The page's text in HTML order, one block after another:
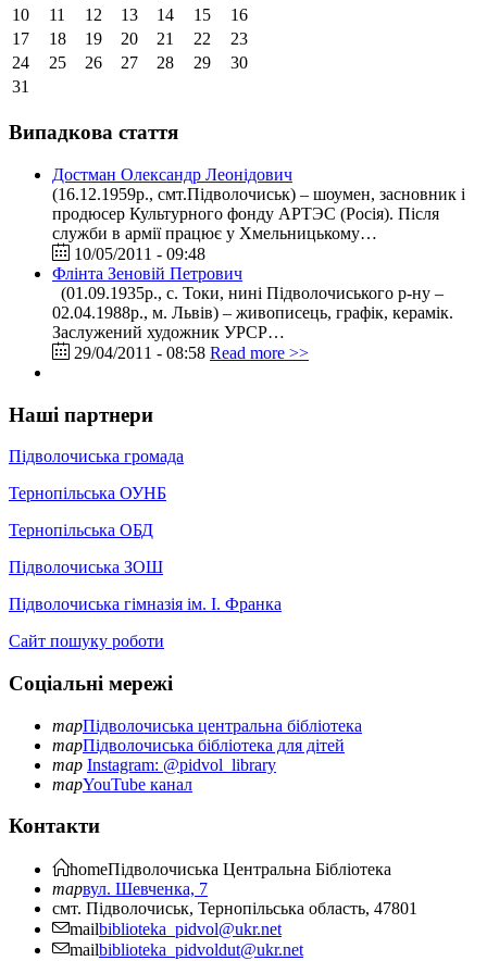
10
11 12 13 14 15
16
17
18 19 20 21 22
23
24
25 26 27 28 29
30
31
Випадкова стаття
Достман Олександр Леонідович
(16.12.1959р., смт.Підволочиськ) – шоумен, засновник і
продюсер Культурного фонду АРТЭС (Росія). Після
служби в армії працює у Хмельницькому…
10/05/2011 - 09:48
Флінта Зеновій Петрович
(01.09.1935р., с. Токи, нині Підволочиського р-ну –
02.04.1988р., м. Львів) – живописець, графік, керамік.
Заслужений художник УРСР…
29/04/2011 - 08:58 Read more >>
Наші партнери
Підволочиська громада
Тернопільська ОУНБ
Тернопільська ОБД
Підволочиська ЗОШ
Підволочиська гімназія ім. І. Франка
Сайт пошуку роботи
Соціальні мережі
mapПідволочиська центральна бібліотека
mapПідволочиська бібліотека для дітей
map Instagram: @pidvol_library
mapYouTube канал
Контакти
homeПідволочиська Центральна Бібліотека
mapвул. Шевченка, 7
смт. Підволочиськ, Тернопільська область, 47801
mailbiblioteka_pidvol@ukr.net
mailbiblioteka_pidvoldut@ukr.net